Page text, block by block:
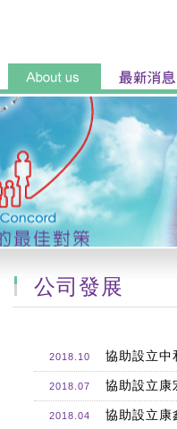
公司發展
2018.10 協助設立中
2018.07 協助設立康
2018.04 協助設立康